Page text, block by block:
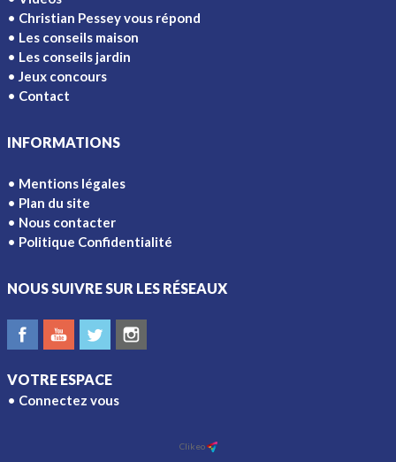
Christian Pessey vous répond
Les conseils maison
Les conseils jardin
Jeux concours
Contact
INFORMATIONS
Mentions légales
Plan du site
Nous contacter
Politique Confidentialité
NOUS SUIVRE SUR LES RÉSEAUX
VOTRE ESPACE
Connectez vous
Clikeo